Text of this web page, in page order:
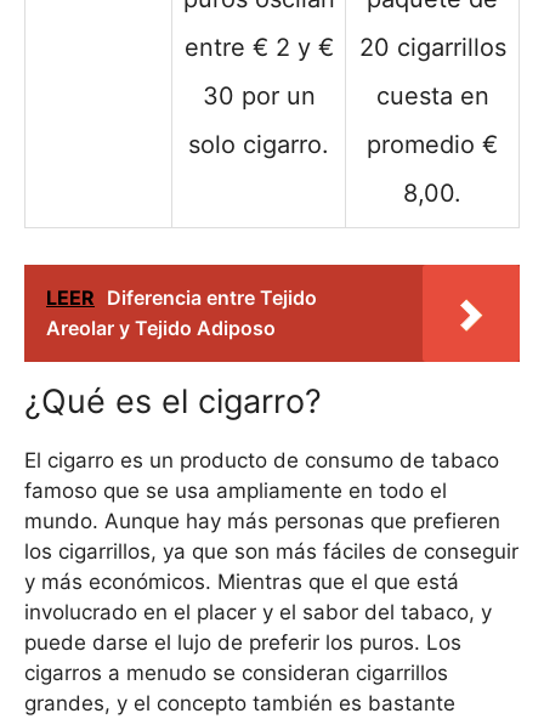
entre € 2 y €
30 por un
solo cigarro.
20 cigarrillos
cuesta en
promedio €
8,00.
LEER Diferencia entre Tejido
Areolar y Tejido Adiposo
¿Qué es el cigarro?
El cigarro es un producto de consumo de tabaco
famoso que se usa ampliamente en todo el
mundo. Aunque hay más personas que prefieren
los cigarrillos, ya que son más fáciles de conseguir
y más económicos. Mientras que el que está
involucrado en el placer y el sabor del tabaco, y
puede darse el lujo de preferir los puros. Los
cigarros a menudo se consideran cigarrillos
grandes, y el concepto también es bastante